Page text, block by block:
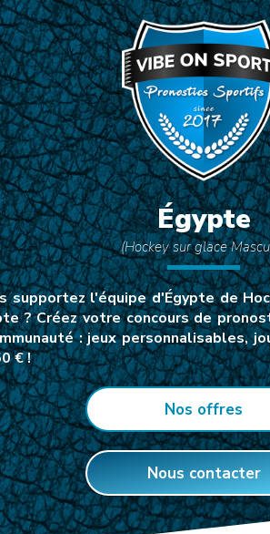
Égypte
(Hockey sur glace
supportez l'équipe d'Égypte de
? Créez votre concours de
: jeux
€ !
Nos offres
Nous contacter